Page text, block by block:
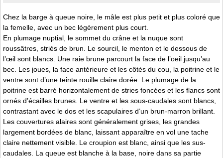
Chez la barge à queue noire, le mâle est plus petit et plus coloré que
la femelle, avec un bec légèrement plus court.
En plumage nuptial, le sommet du crâne et la nuque sont
roussâtres, striés de brun. Le sourcil, le menton et le dessous de
l’œil sont blancs. Une raie brune parcourt la face de l’oeil jusqu’au
bec. Les joues, la face antérieure et les côtés du cou, la poitrine et le
ventre sont d’une teinte rouille claire dorée. Le plumage de la
poitrine est barré horizontalement de stries foncées et les flancs sont
ornés d’écailles brunes. Le ventre et les sous-caudales sont blancs,
contrastant avec le dos et les scapulaires d’un brun-marron brillant.
Les couvertures alaires sont généralement grises, les grandes
largement bordées de blanc, laissant apparaître en vol une tache
claire nettement visible. Le croupion est blanc, ainsi que les sus-
caudales. La queue est blanche à la base, noire dans sa partie